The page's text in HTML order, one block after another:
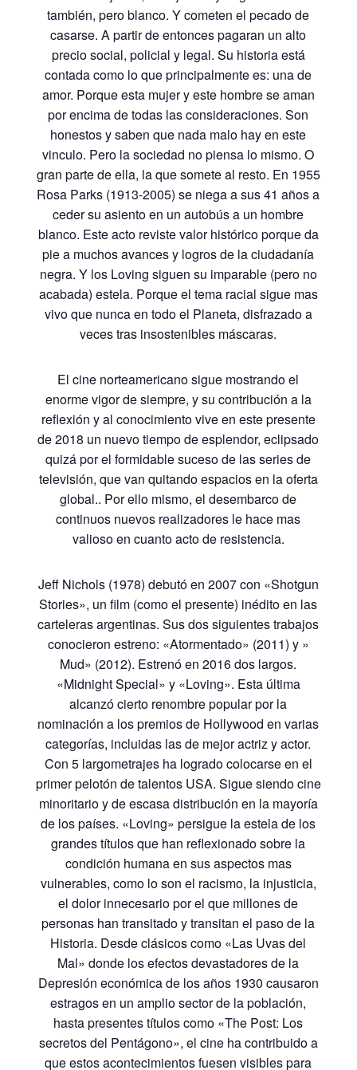
también, pero blanco. Y cometen el pecado de
casarse. A partir de entonces pagaran un alto
precio social, policial y legal. Su historia está
contada como lo que principalmente es: una de
amor. Porque esta mujer y este hombre se aman
por encima de todas las consideraciones. Son
honestos y saben que nada malo hay en este
vinculo. Pero la sociedad no piensa lo mismo. O
gran parte de ella, la que somete al resto. En 1955
Rosa Parks (1913-2005) se niega a sus 41 años a
ceder su asiento en un autobús a un hombre
blanco. Este acto reviste valor histórico porque da
pie a muchos avances y logros de la ciudadanía
negra. Y los Loving siguen su imparable (pero no
acabada) estela. Porque el tema racial sigue mas
vivo que nunca en todo el Planeta, disfrazado a
veces tras insostenibles máscaras.
El cine norteamericano sigue mostrando el
enorme vigor de siempre, y su contribución a la
reflexión y al conocimiento vive en este presente
de 2018 un nuevo tiempo de esplendor, eclipsado
quizá por el formidable suceso de las series de
televisión, que van quitando espacios en la oferta
global.. Por ello mismo, el desembarco de
continuos nuevos realizadores le hace mas
valioso en cuanto acto de resistencia.
Jeff Nichols (1978) debutó en 2007 con «Shotgun
Stories», un film (como el presente) inédito en las
carteleras argentinas. Sus dos siguientes trabajos
conocieron estreno: «Atormentado» (2011) y »
Mud» (2012). Estrenó en 2016 dos largos.
«Midnight Special» y «Loving». Esta última
alcanzó cierto renombre popular por la
nominación a los premios de Hollywood en varias
categorías, incluidas las de mejor actriz y actor.
Con 5 largometrajes ha logrado colocarse en el
primer pelotón de talentos USA. Sigue siendo cine
minoritario y de escasa distribución en la mayoría
de los países. «Loving» persigue la estela de los
grandes títulos que han reflexionado sobre la
condición humana en sus aspectos mas
vulnerables, como lo son el racismo, la injusticia,
el dolor innecesario por el que millones de
personas han transitado y transitan el paso de la
Historia. Desde clásicos como «Las Uvas del
Mal» donde los efectos devastadores de la
Depresión económica de los años 1930 causaron
estragos en un amplio sector de la población,
hasta presentes títulos como «The Post: Los
secretos del Pentágono», el cine ha contribuido a
que estos acontecimientos fuesen visibles para